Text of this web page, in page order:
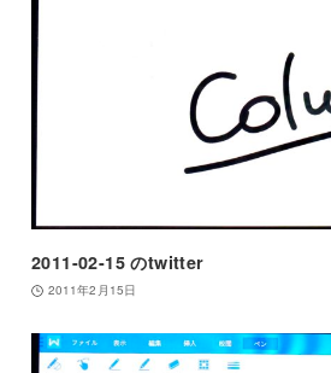
2011-02-15 のtwitter
2011年2月15日